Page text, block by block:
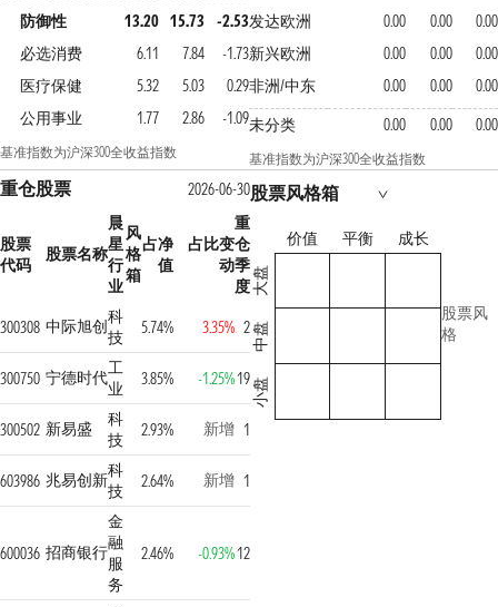
防御性 13.20 15.73
-2.53
必选消费
6.11 7.84
-1.73
医疗保健
5.32 5.03
0.29
公用事业
1.77 2.86 -1.09
基准指数为沪深300全收益指数
发达欧洲
0.00 0.00
0.00
新兴欧洲
0.00 0.00
0.00
非洲/中东
0.00 0.00
0.00
未分类
0.00 0.00 0.00
基准指数为沪深300全收益指数
重仓股票 2026-06-30
股票
代码
股票名称
晨
星
行
业
风
格
箱
占净
值
占比变
动
重
仓
季
度
300308 中际旭创科
技
5.74% 3.35% 2
300750 宁德时代工
业
3.85% -1.25%19
300502 新易盛
科
技
2.93% 新增 1
603986 兆易创新科
技
2.64% 新增 1
600036 招商银行
金
融
服
务
2.46% -0.93%12
股票风格箱
价值 平衡 成长
大盘
中盘
小盘
股票风
格